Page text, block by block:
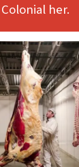
her.